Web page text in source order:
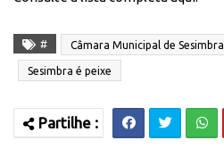
# Câmara Municipal de Sesimbra
Sesimbra é peixe